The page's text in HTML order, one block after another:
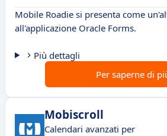
Mobile Roadie si presenta come
all'applicazione Oracle Forms.
Più dettagli
Per saperne di
Mobiscroll
Calendari avanzati per